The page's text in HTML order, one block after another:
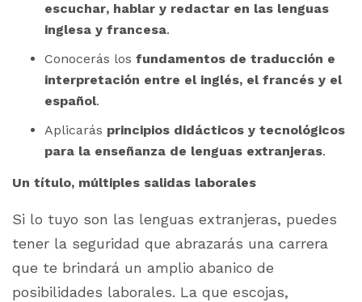
escuchar, hablar y redactar en las lenguas
inglesa y francesa.
Conocerás los fundamentos de traducción e
interpretación entre el inglés, el francés y el
español.
Aplicarás principios didácticos y tecnológicos
para la enseñanza de lenguas extranjeras.
Un título, múltiples salidas laborales
Si lo tuyo son las lenguas extranjeras, puedes
tener la seguridad que abrazarás una carrera
que te brindará un amplio abanico de
posibilidades laborales. La que escojas,